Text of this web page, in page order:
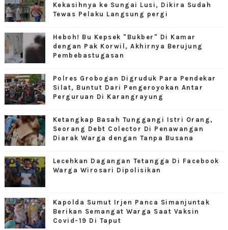
Kekasihnya ke Sungai Lusi, Dikira Sudah
Tewas Pelaku Langsung pergi
Heboh! Bu Kepsek "Bukber" Di Kamar
dengan Pak Korwil, Akhirnya Berujung
Pembebastugasan
Polres Grobogan Digruduk Para Pendekar
Silat, Buntut Dari Pengeroyokan Antar
Perguruan Di Karangrayung
Ketangkap Basah Tunggangi Istri Orang,
Seorang Debt Colector Di Penawangan
Diarak Warga dengan Tanpa Busana
Lecehkan Dagangan Tetangga Di Facebook
Warga Wirosari Dipolisikan
Kapolda Sumut Irjen Panca Simanjuntak
Berikan Semangat Warga Saat Vaksin
Covid-19 Di Taput